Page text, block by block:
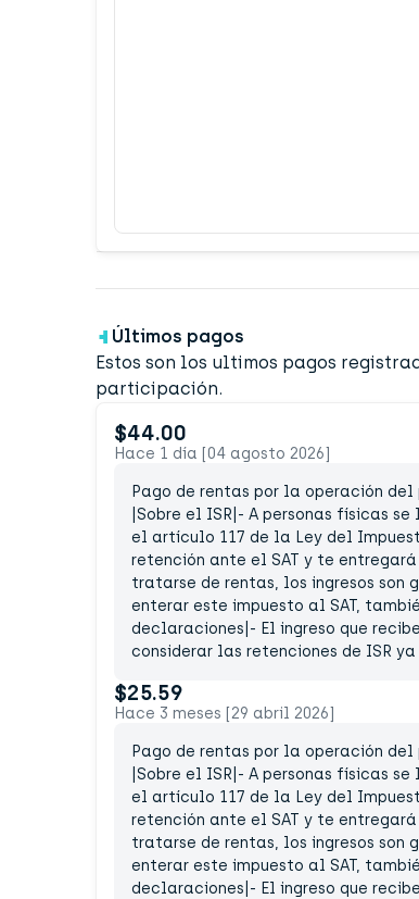
Últimos pagos
Estos son los ultimos pagos
participación.
$44.00
Hace 1 día [04 agosto 2026]
Pago de rentas por la operación
|Sobre el ISR|- A personas físicas
el artículo 117 de la Ley del
retención ante el SAT y te
tratarse de rentas, los ingresos son
enterar este impuesto al SAT,
declaraciones|- El ingreso que
considerar las retenciones de ISR
$25.59
Hace 3 meses [29 abril 2026]
Pago de rentas por la operación
|Sobre el ISR|- A personas físicas
el artículo 117 de la Ley del
retención ante el SAT y te
tratarse de rentas, los ingresos son
enterar este impuesto al SAT,
declaraciones|- El ingreso que